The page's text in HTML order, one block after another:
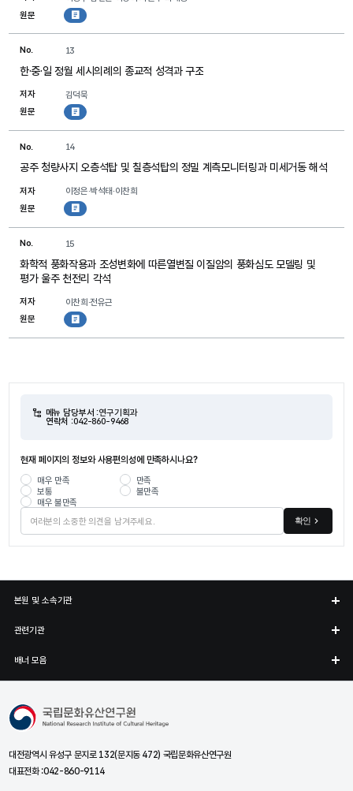
원문
첨부파일
No. 13
한·중·일 정월 세시의례의 종교적 성격과 구조
저자
김덕묵
원문
첨부파일
No. 14
공주 청량사지 오층석탑 및 칠층석탑의 정밀 계측모니터링과 미세거동 해석
저자
이정은·박석태·이찬희
원문
첨부파일
No. 15
화학적 풍화작용과 조성변화에 따른열변질 이질암의 풍화심도 모델링 및
평가 울주 천전리 각석
저자
이찬희·전유근
원문
첨부파일
메뉴 담당부서 :연구기획과
연락처 :042-860-9468
현재 페이지의 정보와 사용편의성에 만족하시나요?
매우 만족
만족
보통
불만족
매우 불만족
확인
본원 및 소속기관
관련기관
배너 모음
국립문화유산연구원
대전광역시 유성구 문지로 132(문지동 472) 국립문화유산연구원
대표전화 :042-860-9114